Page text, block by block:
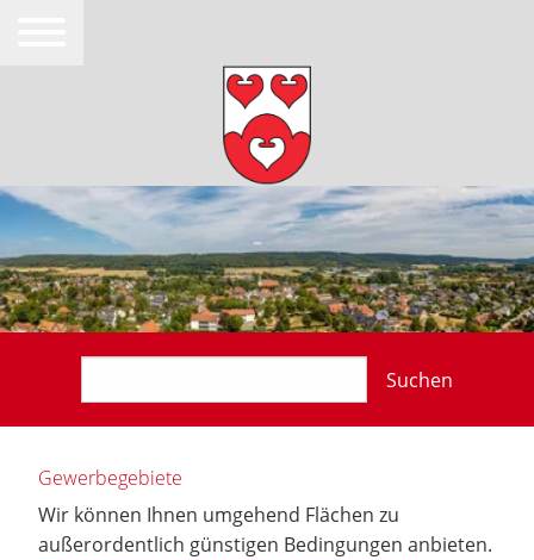
Suchen
Gewerbegebiete
Wir können Ihnen umgehend Flächen zu
außerordentlich günstigen Bedingungen anbieten.